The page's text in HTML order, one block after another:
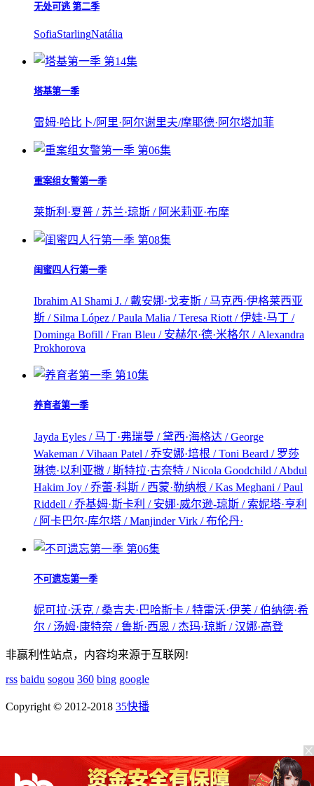
无处可逃 第二季
SofiaStarlingNatália
第14集
塔基第一季
雷姆·哈比卜/阿里·阿尔谢里夫/摩耶德·阿尔塔加菲
第06集
重案组女警第一季
莱斯利·夏普 / 苏兰·琼斯 / 阿米莉亚·布摩
第08集
闺蜜四人行第一季
Ibrahim Al Shami J. / 戴安娜·戈麦斯 / 马克西·伊格莱西亚
斯 / Silma López / Paula Malia / Teresa Riott / 伊娃·马丁 /
Dominga Bofill / Fran Bleu / 安赫尔·德·米格尔 / Alexandra
Prokhorova
第10集
养育者第一季
Jayda Eyles / 马丁·弗瑞曼 / 黛西·海格达 / George
Wakeman / Vihaan Patel / 乔安娜·培根 / Toni Beard / 罗莎
琳德·以利亚撒 / 斯特拉·古奈特 / Nicola Goodchild / Abdul
Hakim Joy / 乔蕾·科斯 / 西蒙·勒纳根 / Kas Meghani / Paul
Riddell / 乔基姆·斯卡利 / 安娜·威尔逊-琼斯 / 索妮塔·亨利
/ 阿卡巴尔·库尔塔 / Manjinder Virk / 布伦丹·
第06集
不可遗忘第一季
妮可拉·沃克 / 桑吉夫·巴哈斯卡 / 特雷沃·伊芙 / 伯纳德·希
尔 / 汤姆·康特奈 / 鲁斯·西恩 / 杰玛·琼斯 / 汉娜·高登
非赢利性站点，内容均来源于互联网!
rss baidu sogou 360 bing google
Copyright © 2012-2018 35快播